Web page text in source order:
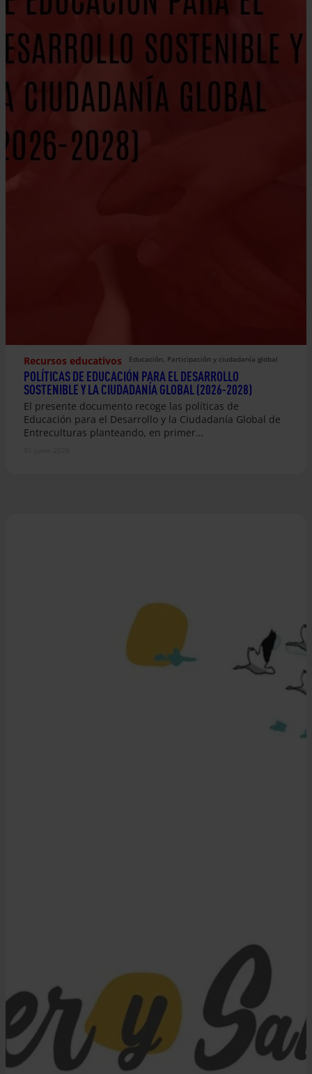
Recursos educativos Educación, Participación y ciudadanía global
POLÍTICAS DE EDUCACIÓN PARA EL DESARROLLO
SOSTENIBLE Y LA CIUDADANÍA GLOBAL (2026-2028)
El presente documento recoge las políticas de
Educación para el Desarrollo y la Ciudadanía Global de
Entreculturas planteando, en primer…